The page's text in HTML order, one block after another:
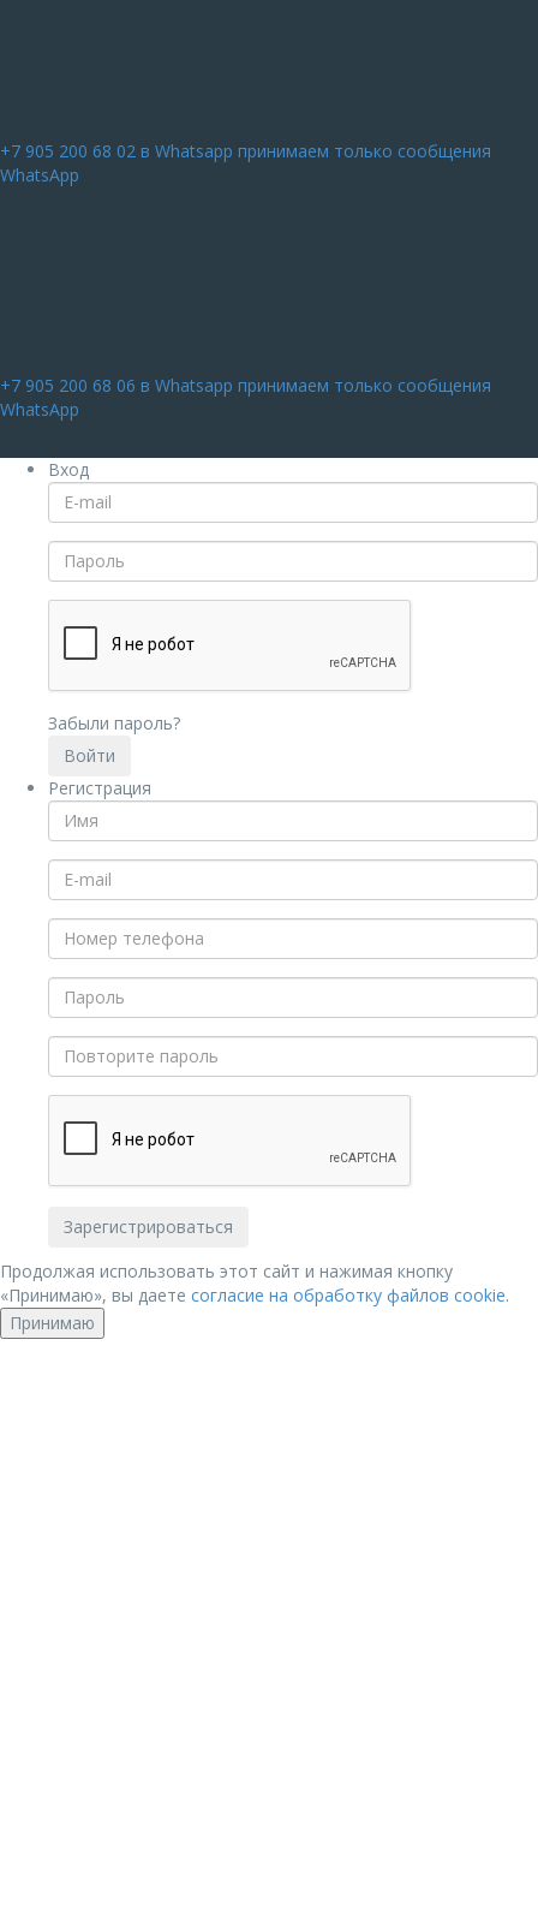
+7 905 200 68 02 в Whatsapp принимаем только сообщения
WhatsApp
+7 905 200 68 06 в Whatsapp принимаем только сообщения
WhatsApp
Вход
Забыли пароль?
Регистрация
Продолжая использовать этот сайт и нажимая кнопку
«Принимаю», вы даете согласие на обработку файлов cookie.
Принимаю